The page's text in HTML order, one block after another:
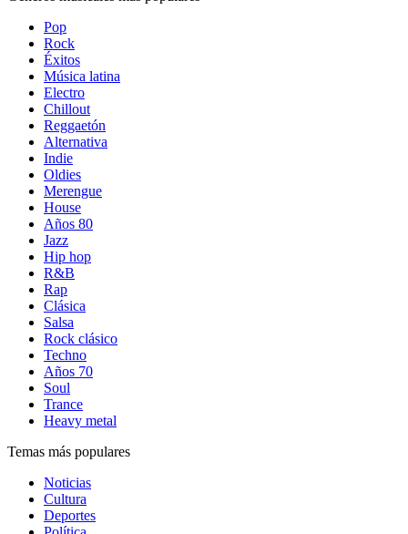
Pop
Rock
Éxitos
Música latina
Electro
Chillout
Reggaetón
Alternativa
Indie
Oldies
Merengue
House
Años 80
Jazz
Hip hop
R&B
Rap
Clásica
Salsa
Rock clásico
Techno
Años 70
Soul
Trance
Heavy metal
Temas más populares
Noticias
Cultura
Deportes